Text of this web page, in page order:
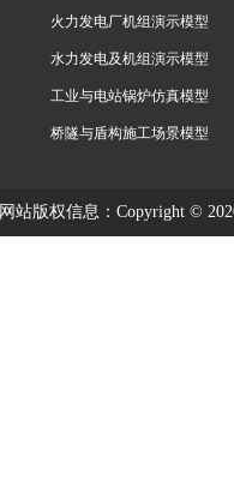
火力发电厂机组演示模型
水力发电及机组演示模型
工业与电站锅炉仿真模型
桥隧与盾构施工场景模型
网站版权信息：Copyright ©